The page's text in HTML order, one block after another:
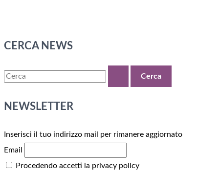
CERCA NEWS
C
r
a
:
NEWSLETTER
Inserisci il tuo indirizzo mail per rimanere aggiornato
Email
Procedendo accetti la privacy policy